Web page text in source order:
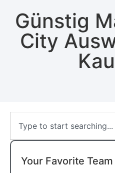
Günstig
City
Your Favorite Team